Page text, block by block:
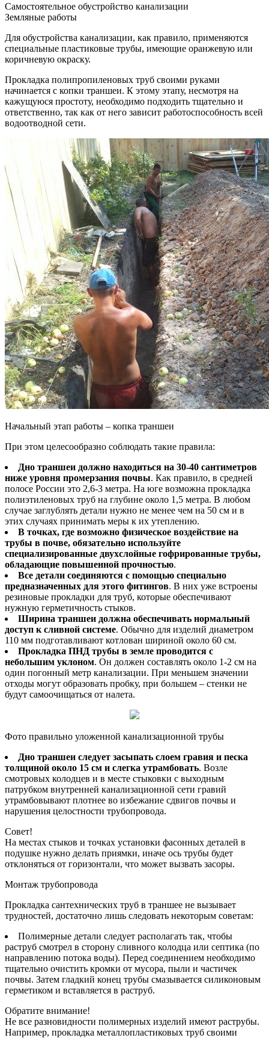
Самостоятельное обустройство канализации
Земляные работы
Для обустройства канализации, как правило, применяются
специальные пластиковые трубы, имеющие оранжевую или
коричневую окраску.
Прокладка полипропиленовых труб своими руками
начинается с копки траншеи. К этому этапу, несмотря на
кажущуюся простоту, необходимо подходить тщательно и
ответственно, так как от него зависит работоспособность всей
водоотводной сети.
Начальный этап работы – копка траншеи
При этом целесообразно соблюдать такие правила:
Дно траншеи должно находиться на 30-40 сантиметров
ниже уровня промерзания почвы. Как правило, в средней
полосе России это 2,6-3 метра. На юге возможна прокладка
полиэтиленовых труб на глубине около 1,5 метра. В любом
случае заглублять детали нужно не менее чем на 50 см и в
этих случаях принимать меры к их утеплению.
В точках, где возможно физическое воздействие на
трубы в почве, обязательно используйте
специализированные двухслойные гофрированные трубы,
обладающие повышенной прочностью.
Все детали соединяются с помощью специально
предназначенных для этого фитингов. В них уже встроены
резиновые прокладки для труб, которые обеспечивают
нужную герметичность стыков.
Ширина траншеи должна обеспечивать нормальный
доступ к сливной системе. Обычно для изделий диаметром
110 мм подготавливают котлован шириной около 60 см.
Прокладка ПНД трубы в земле проводится с
небольшим уклоном. Он должен составлять около 1-2 см на
один погонный метр канализации. При меньшем значении
отходы могут образовать пробку, при большем – стенки не
будут самоочищаться от налета.
Фото правильно уложенной канализационной трубы
Дно траншеи следует засыпать слоем гравия и песка
толщиной около 15 см и слегка утрамбовать. Возле
смотровых колодцев и в месте стыковки с выходным
патрубком внутренней канализационной сети гравий
утрамбовывают плотнее во избежание сдвигов почвы и
нарушения целостности трубопровода.
Совет!
На местах стыков и точках установки фасонных деталей в
подушке нужно делать приямки, иначе ось трубы будет
отклоняться от горизонтали, что может вызвать засоры.
Монтаж трубопровода
Прокладка сантехнических труб в траншее не вызывает
трудностей, достаточно лишь следовать некоторым советам:
Полимерные детали следует располагать так, чтобы
раструб смотрел в сторону сливного колодца или септика (по
направлению потока воды). Перед соединением необходимо
тщательно очистить кромки от мусора, пыли и частичек
почвы. Затем гладкий конец трубы смазывается силиконовым
герметиком и вставляется в раструб.
Обратите внимание!
Не все разновидности полимерных изделий имеют раструбы.
Например, прокладка металлопластиковых труб своими